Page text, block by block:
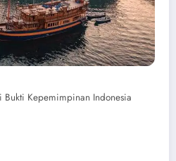
Bukti Kepemimpinan Indonesia